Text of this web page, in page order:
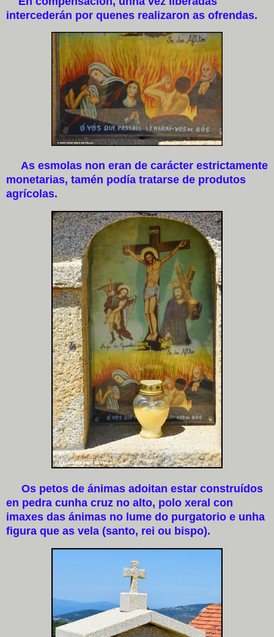
intercederán por quenes realizaron as ofrendas.
As esmolas non eran de carácter estrictamente
monetarias, tamén podía tratarse de produtos
agrícolas.
Os petos de ánimas adoitan estar construídos
en pedra cunha cruz no alto, polo xeral con
imaxes das ánimas no lume do purgatorio e unha
figura que as vela (santo, rei ou bispo).